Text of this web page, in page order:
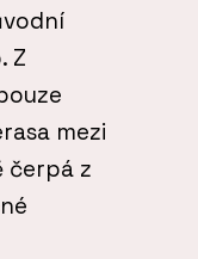
Z
mezi
čerpá z